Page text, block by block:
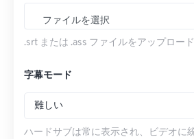
ファイルを選択
.srt または .ass ファイルをアップロード
字幕モード
難しい
ハードサブは常に表示され、ビデオに